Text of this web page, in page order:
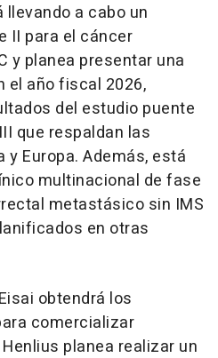
llevando a cabo un
II para el cáncer
y planea presentar una
el año fiscal 2026,
del estudio puente
que respaldan las
y Europa. Además, está
multinacional de fase
metastásico sin IMS
en otras
obtendrá los
comercializar
planea realizar un